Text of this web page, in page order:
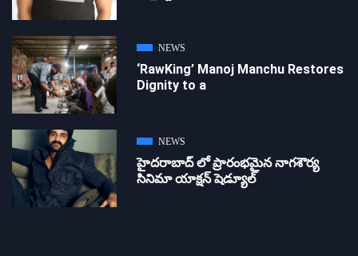
NEWS
‘RawKing’ Manoj Manchu Restores
Dignity to a
NEWS
హైదరాబాద్ లో ప్రారంభమైన నాగశౌర్య
సినిమా యాక్షన్ షెడ్యూల్